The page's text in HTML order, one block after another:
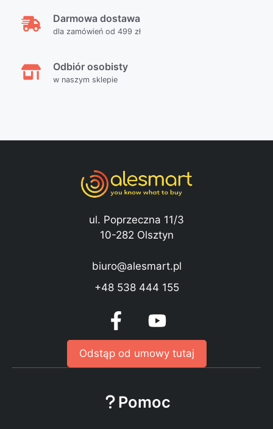
Darmowa dostawa
dla zamówień od 499 zł
Odbiór osobisty
w naszym sklepie
ul. Poprzeczna 11/3
10-282 Olsztyn
biuro@alesmart.pl
+48 538 444 155
Odstąp od umowy tutaj
Pomoc